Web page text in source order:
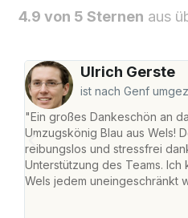
4.9 von 5 Sternen aus
Ulrich Gerste
ist nach Genf
"Ein großes Dankeschön an
Umzugskönig Blau aus Wels!
reibungslos und stressfrei
Unterstützung des Teams. Ich
Wels jedem uneingeschränkt